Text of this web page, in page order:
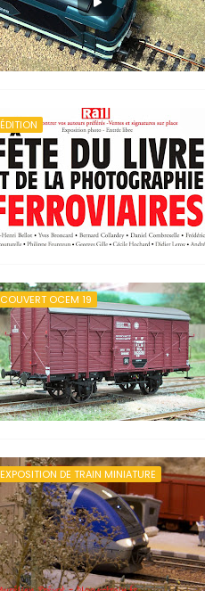
ÉDITION
COUVERT OCEM 19
EXPOSITION DE TRAIN MINIATURE